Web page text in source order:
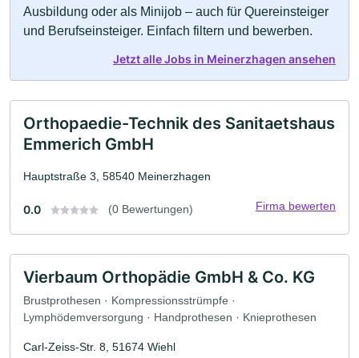
Ausbildung oder als Minijob – auch für Quereinsteiger
und Berufseinsteiger. Einfach filtern und bewerben.
Jetzt alle Jobs in Meinerzhagen ansehen
Orthopaedie-Technik des Sanitaetshaus
Emmerich GmbH
Hauptstraße 3, 58540 Meinerzhagen
0.0 (0 Bewertungen) Firma bewerten
Vierbaum Orthopädie GmbH & Co. KG
Brustprothesen · Kompressionsstrümpfe ·
Lymphödemversorgung · Handprothesen · Knieprothesen
Carl-Zeiss-Str. 8, 51674 Wiehl